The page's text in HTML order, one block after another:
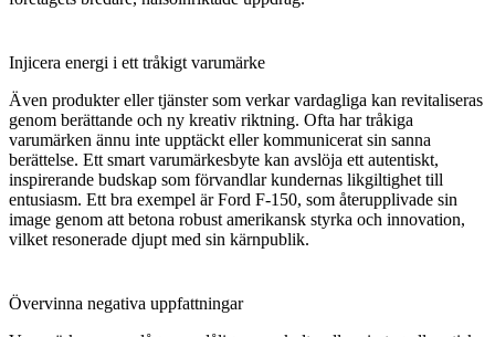
Injicera energi i ett tråkigt varumärke
Även produkter eller tjänster som verkar vardagliga kan revitaliseras
genom berättande och ny kreativ riktning. Ofta har tråkiga
varumärken ännu inte upptäckt eller kommunicerat sin sanna
berättelse. Ett smart varumärkesbyte kan avslöja ett autentiskt,
inspirerande budskap som förvandlar kundernas likgiltighet till
entusiasm. Ett bra exempel ärFord F-150, som återupplivade sin
image genom att betona robust amerikansk styrka och innovation,
vilket resonerade djupt med sin kärnpublik.
Övervinna negativa uppfattningar